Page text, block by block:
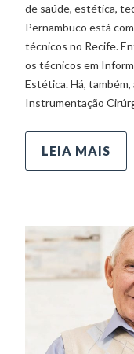
de saúde, estética,
Pernambuco está
técnicos no Recife.
os técnicos em
Estética. Há,
Instrumentação
LEIA MAIS